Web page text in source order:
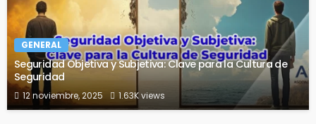
GENERAL
Seguridad Objetiva y Subjetiva: Clave para la Cultura de
Seguridad
12 noviembre, 2025 1.63K views